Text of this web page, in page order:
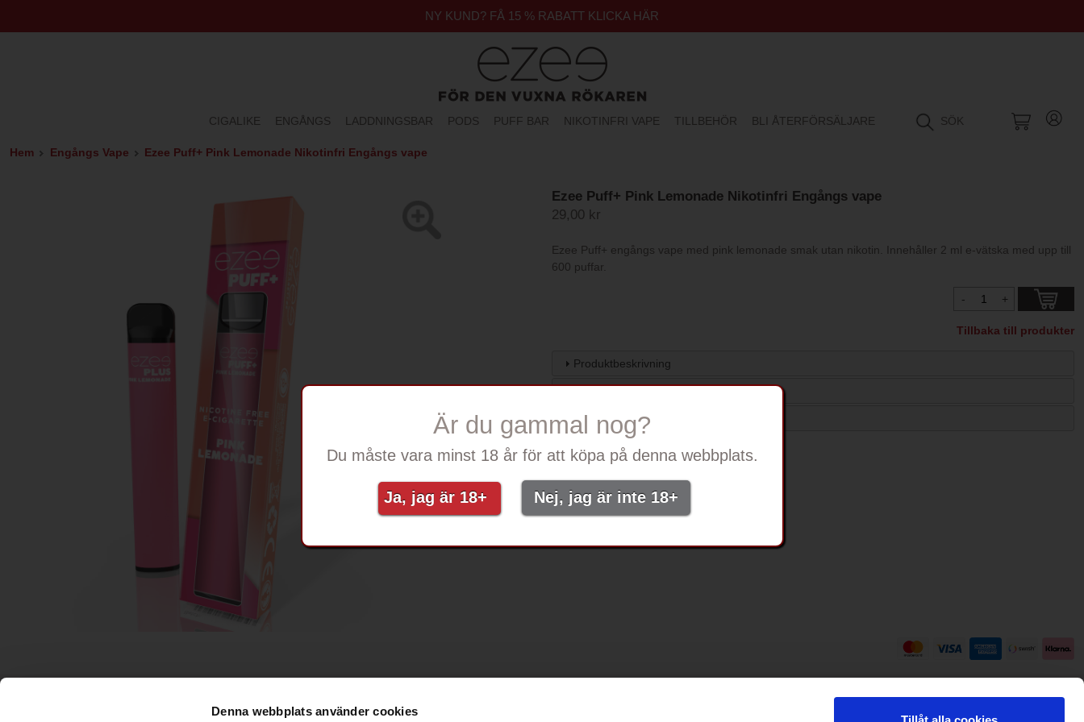
Denna webbplats använder cookies
NY KUND? FÅ 15 % RABATT KLICKA HÄR
CIGALIKE ENGÅNGS LADDNINGSBAR PODS PUFF BAR NIKOTINFRI VAPE TILLBEHÖR BLI ÅTERFÖRSÄLJARE SÖK
Hem Engångs Vape Ezee Puff+ Pink Lemonade Nikotinfri Engångs vape
Ezee Puff+ Pink Lemonade Nikotinfri Engångs vape
29,00 kr
Ezee Puff+ engångs vape med pink lemonade smak utan nikotin. Innehåller 2 ml e-vätska med upp till
600 puffar.
Tillbaka till produkter
Produktbeskrivning
Bruksanvisning
Engångs Vape
Kontakta Ezee
Är du gammal nog?
Du måste vara minst 18 år för att köpa på denna webbplats.
Ja, jag är 18+ Nej, jag är inte 18+